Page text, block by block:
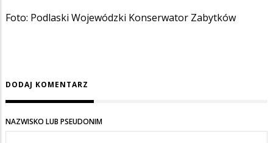
Foto: Podlaski Wojewódzki Konserwator Zabytków
DODAJ KOMENTARZ
NAZWISKO LUB PSEUDONIM